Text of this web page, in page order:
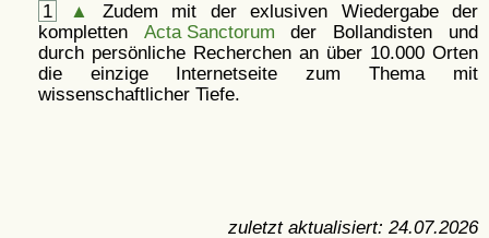
1 ▲
Zudem mit der exlusiven Wiedergabe der
kompletten Acta Sanctorum der Bollandisten und
durch persönliche Recherchen an über 10.000 Orten
die einzige Internetseite zum Thema mit
wissenschaftlicher Tiefe.
zuletzt aktualisiert: 24.07.2026